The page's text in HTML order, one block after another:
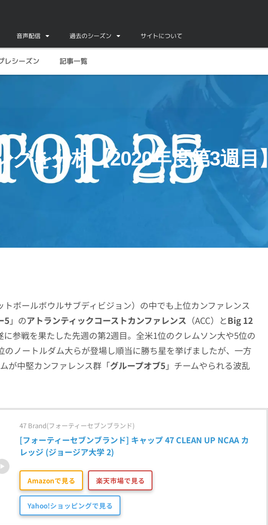
音声配信 過去のシーズン サイトについて
レシーズン 記事一覧
グを分析【2020年度第3週目】
トボールボウルサブディビジョン）の中でも上位カンファレンス
5 」のアトランティックコーストカンファレンス （ACC）とBig 12
に参戦を果たした先週の第2週目。全米1位のクレムソン大や5位の
のノートルダム大らが登場し順当に勝ち星を挙げましたが、一方
が中堅カンファレンス群「グループオブ5 」チームやられる波乱
47 Brand(フォーティーセブンブランド)
[フォーティーセブンブランド] キャップ 47 CLEAN UP NCAA カ
レッジ (ジョージア大学 2)
Amazonで見る 楽天市場で見る
Yahoo!ショッピングで見る